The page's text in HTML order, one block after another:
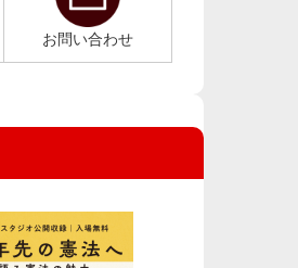
お問い合わせ